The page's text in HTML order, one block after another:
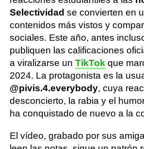
Selectividad se convierten en
contenidos más vistos y
sociales. Este año, antes
publiquen las calificaciones
a viralizarse un TikTok que
2024. La protagonista es la
@pivis.4.everybody, cuya
desconcierto, la rabia y el
ha conquistado de nuevo a la
El vídeo, grabado por sus